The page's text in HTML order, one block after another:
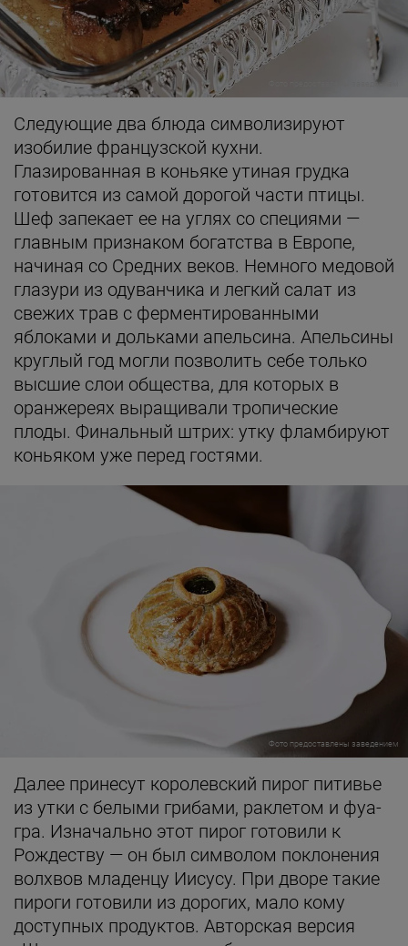
Фото предоставлены заведением
Следующие два блюда символизируют
изобилие французской кухни.
Глазированная в коньяке утиная грудка
готовится из самой дорогой части птицы.
Шеф запекает ее на углях со специями —
главным признаком богатства в Европе,
начиная со Средних веков. Немного медовой
глазури из одуванчика и легкий салат из
свежих трав с ферментированными
яблоками и дольками апельсина. Апельсины
круглый год могли позволить себе только
высшие слои общества, для которых в
оранжереях выращивали тропические
плоды. Финальный штрих: утку фламбируют
коньяком уже перед гостями.
Фото предоставлены заведением
Далее принесут королевский пирог питивье
из утки с белыми грибами, раклетом и фуа-
гра. Изначально этот пирог готовили к
Рождеству — он был символом поклонения
волхвов младенцу Иисусу. При дворе такие
пироги готовили из дорогих, мало кому
доступных продуктов. Авторская версия